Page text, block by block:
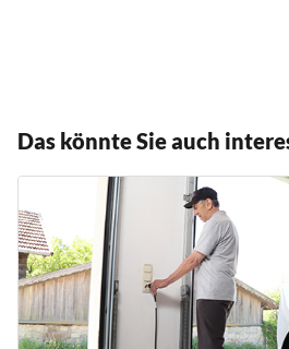
Das könnte Sie auch